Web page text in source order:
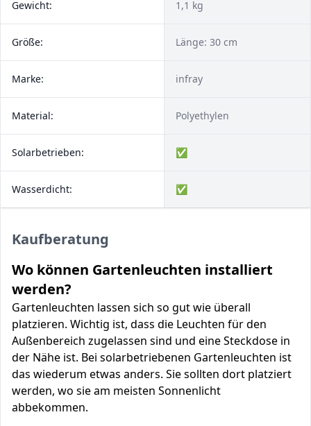
Gewicht: 1,1 kg
Größe: Länge: 30 cm
Marke: infray
Material: Polyethylen
Solarbetrieben: ✅
Wasserdicht: ✅
Kaufberatung
Wo können Gartenleuchten installiert
werden?
Gartenleuchten lassen sich so gut wie überall
platzieren. Wichtig ist, dass die Leuchten für den
Außenbereich zugelassen sind und eine Steckdose in
der Nähe ist. Bei solarbetriebenen Gartenleuchten ist
das wiederum etwas anders. Sie sollten dort platziert
werden, wo sie am meisten Sonnenlicht
abbekommen.